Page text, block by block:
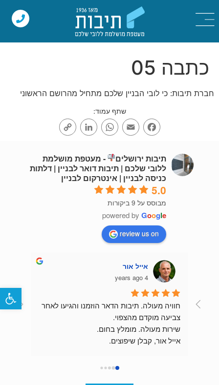
כתבה 05
חברת תיבות: כי לובי הבניין שלכם מתחיל מהרושם הראשוני
שתף עמוד:
Facebook
Email
WhatsApp
LinkedIn
תיבות ירושלים
- מעטפת מושלמת
ללובי שלכם | תיבות דואר לבניין | דלתות
כניסה לבניין | אינטרקום לבניין
5.0
מבוסס על 9 ביקורות
powered by Google
review us on
אייל אור
4 years ago
צביעה מוקדם מהצפוי.
שירות מעולה. מומלץ בחום.
אייל אור, קבלן שיפוצים.